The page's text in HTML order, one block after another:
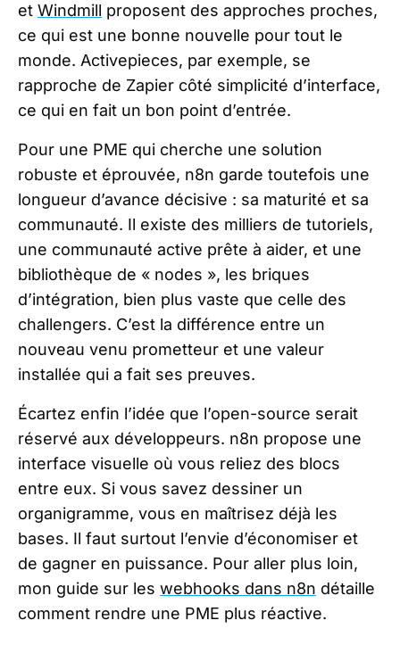
etWindmill proposent des approches proches,
ce qui est une bonne nouvelle pour tout le
monde. Activepieces, par exemple, se
rapproche de Zapier côté simplicité d’interface,
ce qui en fait un bon point d’entrée.
Pour une PME qui cherche une solution
robuste et éprouvée, n8n garde toutefois une
longueur d’avance décisive : sa maturité et sa
communauté. Il existe des milliers de tutoriels,
une communauté active prête à aider, et une
bibliothèque de « nodes », les briques
d’intégration, bien plus vaste que celle des
challengers. C’est la différence entre un
nouveau venu prometteur et une valeur
installée qui a fait ses preuves.
Écartez enfin l’idée que l’open-source serait
réservé aux développeurs. n8n propose une
interface visuelle où vous reliez des blocs
entre eux. Si vous savez dessiner un
organigramme, vous en maîtrisez déjà les
bases. Il faut surtout l’envie d’économiser et
de gagner en puissance. Pour aller plus loin,
mon guide sur leswebhooks dans n8n détaille
comment rendre une PME plus réactive.